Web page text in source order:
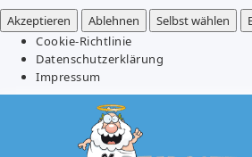
Akzeptieren
Ablehnen Selbst wählen
Cookie-Richtlinie
Datenschutzerklärung
Impressum